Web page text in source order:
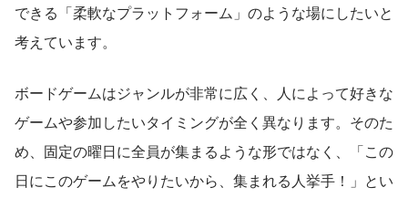
できる「柔軟なプラットフォーム」のような場にしたいと
考えています。
ボードゲームはジャンルが非常に広く、人によって好きな
ゲームや参加したいタイミングが全く異なります。そのた
め、固定の曜日に全員が集まるような形ではなく、「この
日にこのゲームをやりたいから、集まれる人挙手！」とい